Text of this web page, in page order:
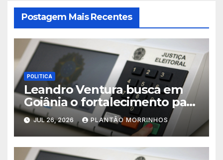
Postagem Mais Recentes
POLITICA
Leandro Ventura busca em
Goiânia o fortalecimento para
sua pré-candidatura
JUL 26, 2026 PLANTÃO MORRINHOS